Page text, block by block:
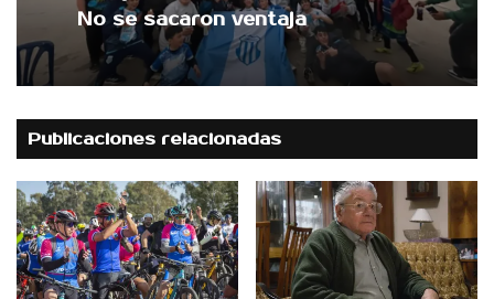
2 de agosto de 2026
No se sacaron ventaja
En su cancha hoy propone iniciar
el camino al ascenso
Publicaciones relacionadas